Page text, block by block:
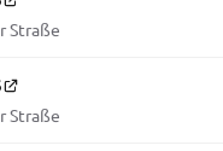
Straße
Straße